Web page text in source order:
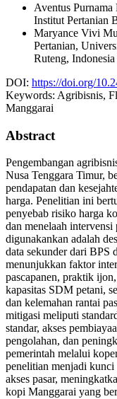
Aventus Purnama
Institut Pertanian
Maryance Vivi
Pertanian,
Ruteng, Indonesia
DOI: https://doi.org/
Keywords: Agribisnis,
Manggarai
Abstract
Pengembangan
Nusa Tenggara Timur,
pendapatan dan
harga. Penelitian ini
penyebab risiko harga
dan menelaah
digunakankan adalah
data sekunder dari BPS
menunjukkan faktor
pascapanen, praktik
kapasitas SDM petani,
dan kelemahan rantai
mitigasi meliputi
standar, akses
pengolahan, dan
pemerintah melalui
penelitian menjadi kunci
akses pasar,
kopi Manggarai yang